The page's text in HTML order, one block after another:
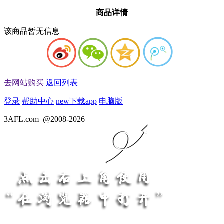
商品详情
该商品暂无信息
去网站购买 返回列表
登录 帮助中心 new下载app 电脑版
3AFL.com @2008-2026